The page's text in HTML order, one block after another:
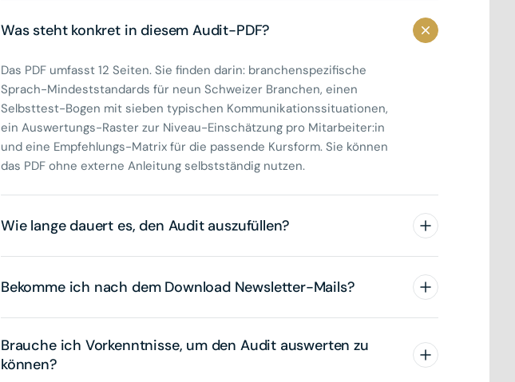
Was steht konkret in diesem Audit-PDF?
Das PDF umfasst 12 Seiten. Sie finden darin: branchenspezifische
Sprach-Mindeststandards für neun Schweizer Branchen, einen
Selbsttest-Bogen mit sieben typischen Kommunikationssituationen,
ein Auswertungs-Raster zur Niveau-Einschätzung pro Mitarbeiter:in
und eine Empfehlungs-Matrix für die passende Kursform. Sie können
das PDF ohne externe Anleitung selbstständig nutzen.
Wie lange dauert es, den Audit auszufüllen?
Bekomme ich nach dem Download Newsletter-Mails?
Brauche ich Vorkenntnisse, um den Audit auswerten zu
können?